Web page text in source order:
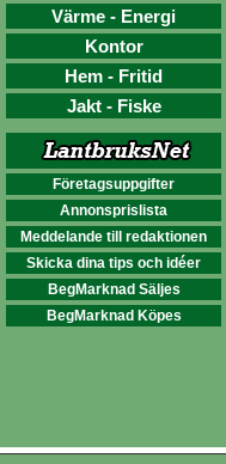
Värme - Energi
Kontor
Hem - Fritid
Jakt - Fiske
Företagsuppgifter
Annonsprislista
Meddelande till redaktionen
Skicka dina tips och idéer
BegMarknad Säljes
BegMarknad Köpes